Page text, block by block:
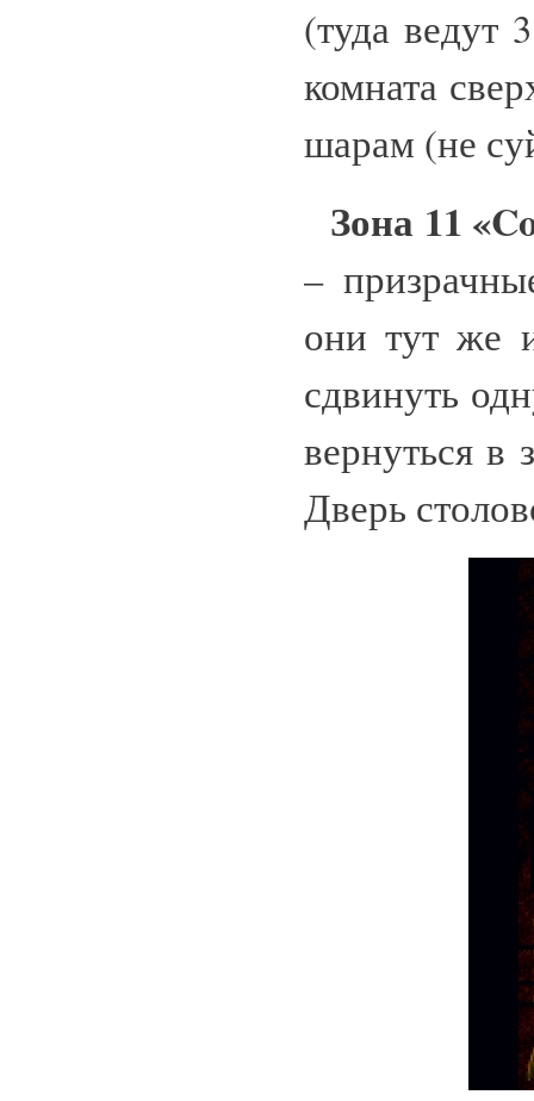
(туда ведут
комната
шарам (не
Зона 11
–
они тут же
сдвинуть
вернуться в
Дверь